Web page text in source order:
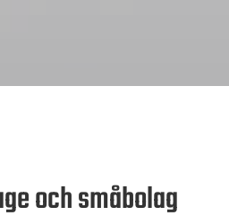
och småbolag